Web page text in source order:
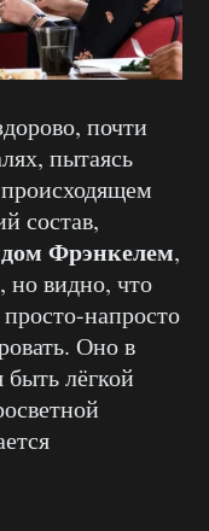
почти
пытаясь
состав,
Фрэнкелем,
но видно, что
напросто
Оно в
лёгкой